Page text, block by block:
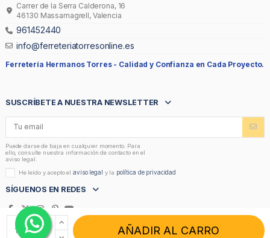
AÑADIR AL CARRO
Carrer de la Serra Calderona, 16
46130 Massamagrell, Valencia
961452440
info@ferreteriatorresonline.es
Ferretería Hermanos Torres - Calidad y Confianza en Cada Proyecto.
SUSCRÍBETE A NUESTRA NEWSLETTER
Puede darse de baja en cualquier momento. Para
ello, consulte nuestra información de contacto en el
aviso legal.
He leído y acepto elaviso legal y la política de privacidad
SÍGUENOS EN REDES